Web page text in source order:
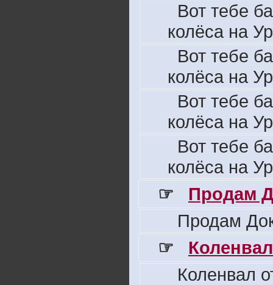
Вот тебе
колёса на
Вот тебе
колёса на
Вот тебе
колёса на
Вот тебе
колёса на
☞
Продам
Продам
☞
Коленвал